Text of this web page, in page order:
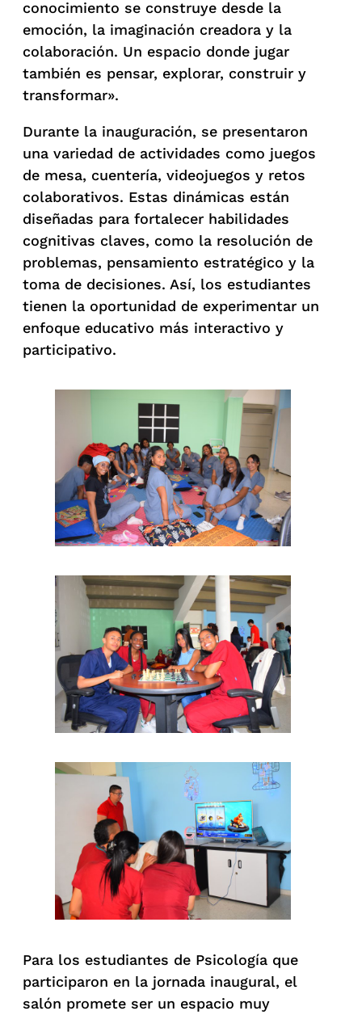
conocimiento se construye desde la
emoción, la imaginación creadora y la
colaboración. Un espacio donde jugar
también es pensar, explorar, construir y
transformar».
Durante la inauguración, se presentaron
una variedad de actividades como juegos
de mesa, cuentería, videojuegos y retos
colaborativos. Estas dinámicas están
diseñadas para fortalecer habilidades
cognitivas claves, como la resolución de
problemas, pensamiento estratégico y la
toma de decisiones. Así, los estudiantes
tienen la oportunidad de experimentar un
enfoque educativo más interactivo y
participativo.
Para los estudiantes de Psicología que
participaron en la jornada inaugural, el
salón promete ser un espacio muy